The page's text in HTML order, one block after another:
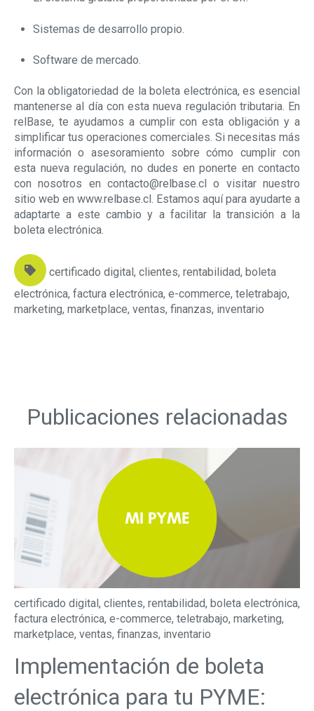
Sistemas de desarrollo propio.
Software de mercado.
Con la obligatoriedad de la boleta electrónica, es esencial
mantenerse al día con esta nueva regulación tributaria. En
relBase, te ayudamos a cumplir con esta obligación y a
simplificar tus operaciones comerciales. Si necesitas más
información o asesoramiento sobre cómo cumplir con
esta nueva regulación, no dudes en ponerte en contacto
con nosotros en contacto@relbase.cl
o visitar nuestro
sitio web en www.relbase.cl . Estamos aquí para ayudarte a
adaptarte a este cambio y a facilitar la transición a la
boleta electrónica.
certificado digital, clientes, rentabilidad, boleta
electrónica, factura electrónica, e-commerce, teletrabajo,
marketing, marketplace, ventas, finanzas, inventario
Publicaciones relacionadas
certificado digital , clientes, rentabilidad, boleta electrónica,
factura electrónica, e-commerce, teletrabajo, marketing,
marketplace, ventas, finanzas, inventario
Implementación de boleta
electrónica para tu PYME: